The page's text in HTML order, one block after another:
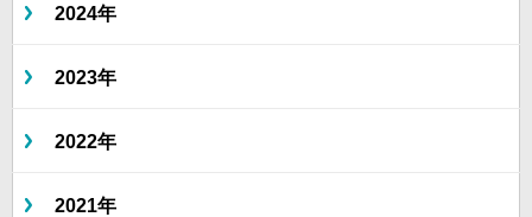
2024年
2023年
2022年
2021年